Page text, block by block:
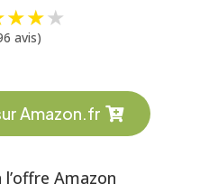
★★★
avis)
Amazon.fr
Amazon